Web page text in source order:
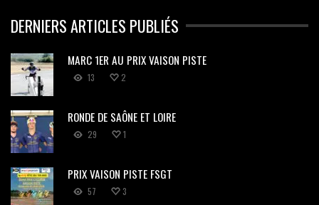
DERNIERS ARTICLES PUBLIÉS
MARC 1ER AU PRIX VAISON PISTE
13 2
RONDE DE SAÔNE ET LOIRE
29 1
PRIX VAISON PISTE FSGT
57 3